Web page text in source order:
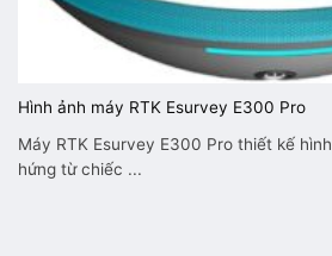
Hình ảnh máy RTK Esurvey E300 Pro
Máy RTK Esurvey E300 Pro thiết kế
hứng từ chiếc ...